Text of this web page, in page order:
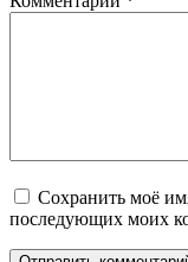
Сохранить моё
последующих моих